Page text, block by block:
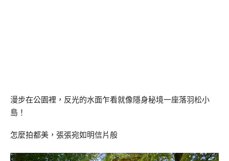
漫步在公園裡，反光的水面乍看就像隱身秘境一座落羽松小
島！
怎麼拍都美，張張宛如明信片般